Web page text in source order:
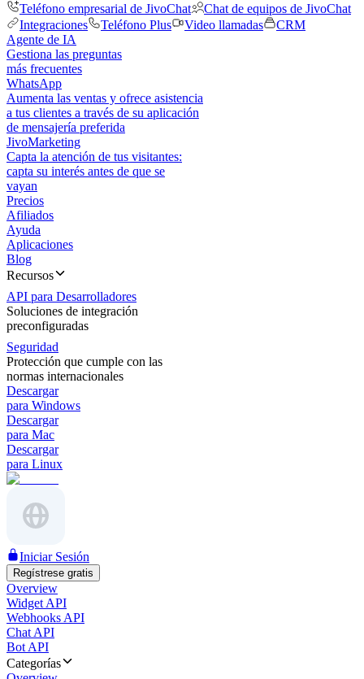
Teléfono empresarial de JivoChat
Chat de equipos de JivoChat
Integraciones
Teléfono Plus Video llamadas
CRM
Agente de IA
Gestiona las preguntas
más frecuentes
WhatsApp
Aumenta las ventas y ofrece asistencia
a tus clientes a través de su aplicación
de mensajería preferida
JivoMarketing
Capta la atención de tus visitantes:
capta su interés antes de que se
vayan
Precios
Afiliados
Ayuda
Aplicaciones
Blog
Recursos
API para Desarrolladores
Soluciones de integración
preconfiguradas
Seguridad
Protección que cumple con las
normas internacionales
Descargar
para Windows
Descargar
para Mac
Descargar
para Linux
Iniciar Sesión
Regístrese gratis
Overview
Widget API
Webhooks API
Chat API
Bot API
Categorías